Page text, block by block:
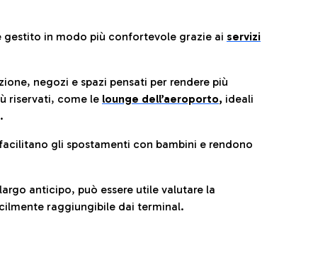
gestito in modo più confortevole grazie ai servizi
negozi e spazi pensati per rendere più
riservati, come le lounge dell’aeroporto, ideali
gli spostamenti con bambini e rendono
anticipo, può essere utile valutare la
raggiungibile dai terminal.